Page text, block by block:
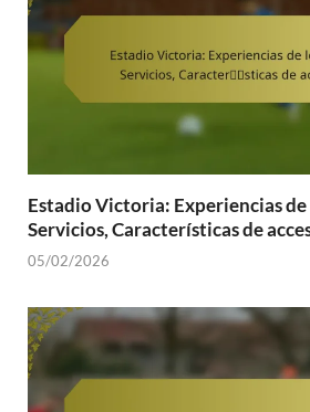
Estadio Victoria: Experiencias
Servicios, Características de
05/02/2026